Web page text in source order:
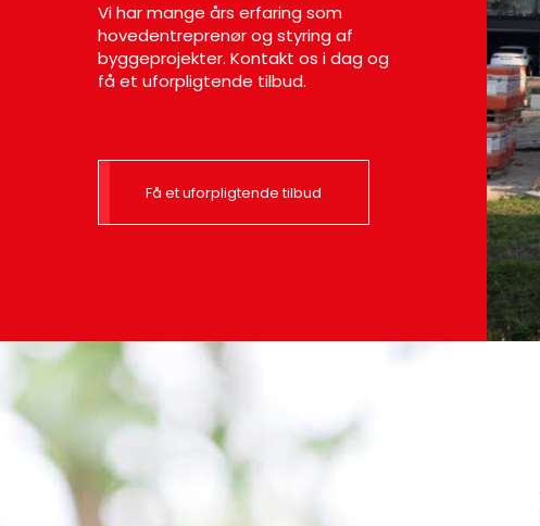
Vi har mange års erfaring som
hovedentreprenør og styring af
byggeprojekter. Kontakt os i dag og
få et uforpligtende tilbud.
Få et uforpligtende tilbud